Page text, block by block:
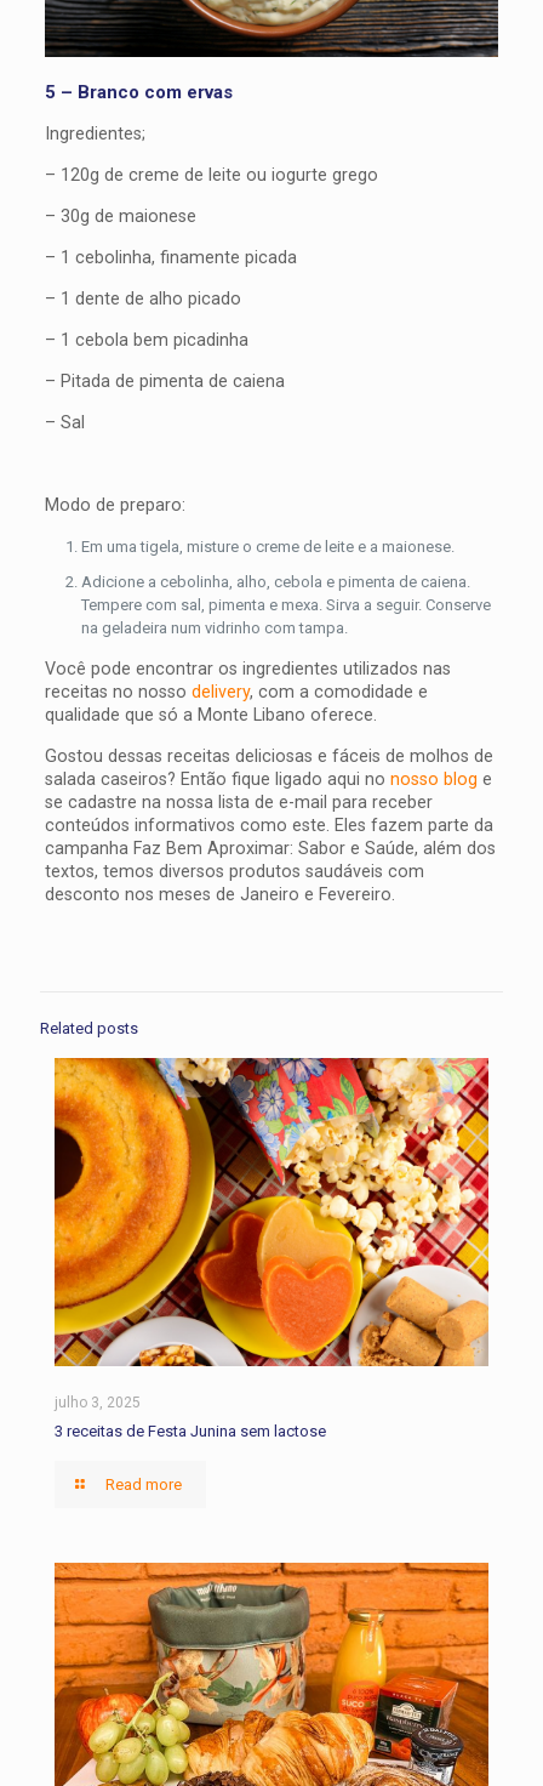
5 – Branco com ervas
Ingredientes;
– 120g de creme de leite ou iogurte grego
– 30g de maionese
– 1 cebolinha, finamente picada
– 1 dente de alho picado
– 1 cebola bem picadinha
– Pitada de pimenta de caiena
– Sal
Modo de preparo:
Em uma tigela, misture o creme de leite e a maionese.
Adicione a cebolinha, alho, cebola e pimenta de caiena.
Tempere com sal, pimenta e mexa. Sirva a seguir. Conserve
na geladeira num vidrinho com tampa.
Você pode encontrar os ingredientes utilizados nas
receitas no nosso delivery, com a comodidade e
qualidade que só a Monte Libano oferece.
Gostou dessas receitas deliciosas e fáceis de molhos de
salada caseiros? Então fique ligado aqui no nosso blog e
se cadastre na nossa lista de e-mail para receber
conteúdos informativos como este. Eles fazem parte da
campanha Faz Bem Aproximar: Sabor e Saúde, além dos
textos, temos diversos produtos saudáveis com
desconto nos meses de Janeiro e Fevereiro.
Related posts
julho 3, 2025
3 receitas de Festa Junina sem lactose
Read more